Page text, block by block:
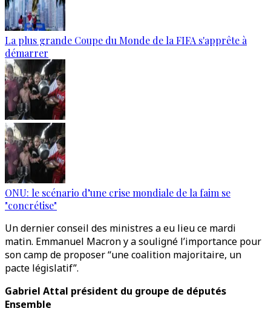
La plus grande Coupe du Monde de la FIFA s'apprête à
démarrer
ONU: le scénario d’une crise mondiale de la faim se
"concrétise"
Un dernier conseil des ministres a eu lieu ce mardi
matin. Emmanuel Macron y a souligné l’importance pour
son camp de proposer “une coalition majoritaire, un
pacte législatif”.
Gabriel Attal président du groupe de députés
Ensemble